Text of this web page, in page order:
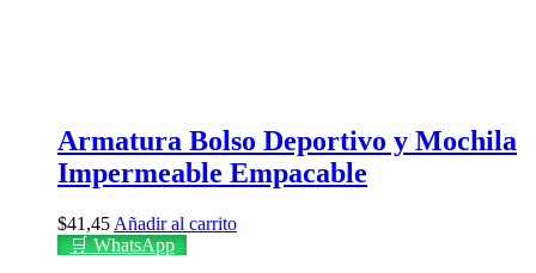
Armatura Bolso Deportivo y Mochila
Impermeable Empacable
$41,45 Añadir al carrito
🛒 WhatsApp